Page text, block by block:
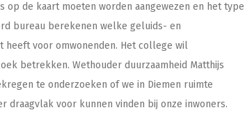
op de kaart moeten worden aangewezen en het type
bureau berekenen welke geluids- en
voor omwonenden. Het college wil
betrekken. Wethouder duurzaamheid Matthijs
te onderzoeken of we in Diemen ruimte
draagvlak voor kunnen vinden bij onze inwoners.